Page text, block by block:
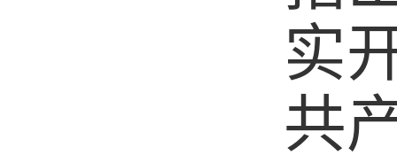
实
共